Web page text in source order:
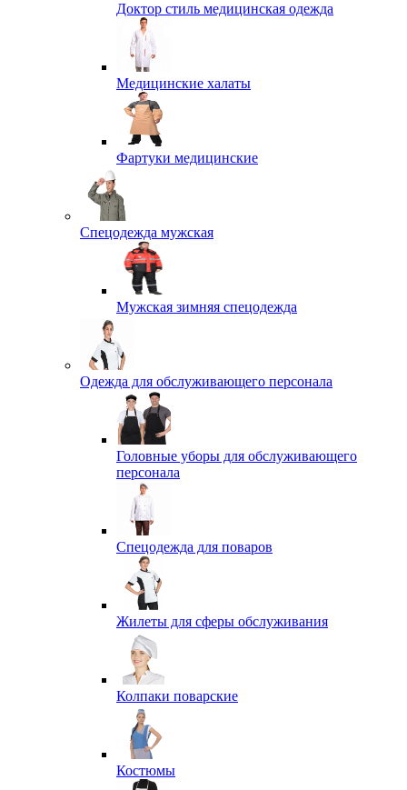
Доктор стиль медицинская одежда
Медицинские халаты
Фартуки медицинские
Спецодежда мужская
Мужская зимняя спецодежда
Одежда для обслуживающего персонала
Головные уборы для обслуживающего
персонала
Спецодежда для поваров
Жилеты для сферы обслуживания
Колпаки поварские
Костюмы